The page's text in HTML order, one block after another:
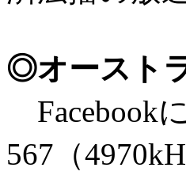
◎オースト
Facebook
567（